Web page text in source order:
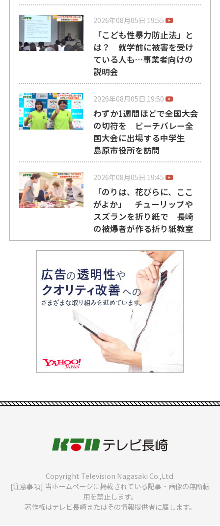
2026年08月05日 19:55
「こども性暴力防止法」と
は？ 就学前に被害を受け
ている人も…事業者向けの
説明会
2026年08月05日 19:50
わずか1週間ほどで全国大会
の切符を ビーチバレー全
国大会に出場する中学生
島原市役所を訪問
2026年08月05日 19:45
「のりは、花びらに、ここ
がよか」 チューリップや
スズランを折り紙で 長崎
の被爆者が作る折り紙教室
Copyright Television Nagasaki Co.,Ltd.
[注意事項] 当ホームページに掲載されている記事・画像の無断転
用を禁止します。
著作権はテレビ長崎またはその情報提供者に属します。